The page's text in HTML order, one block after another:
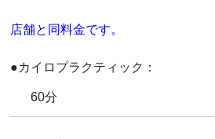
店舗と同料金です。
●カイロプラクティック：
60分